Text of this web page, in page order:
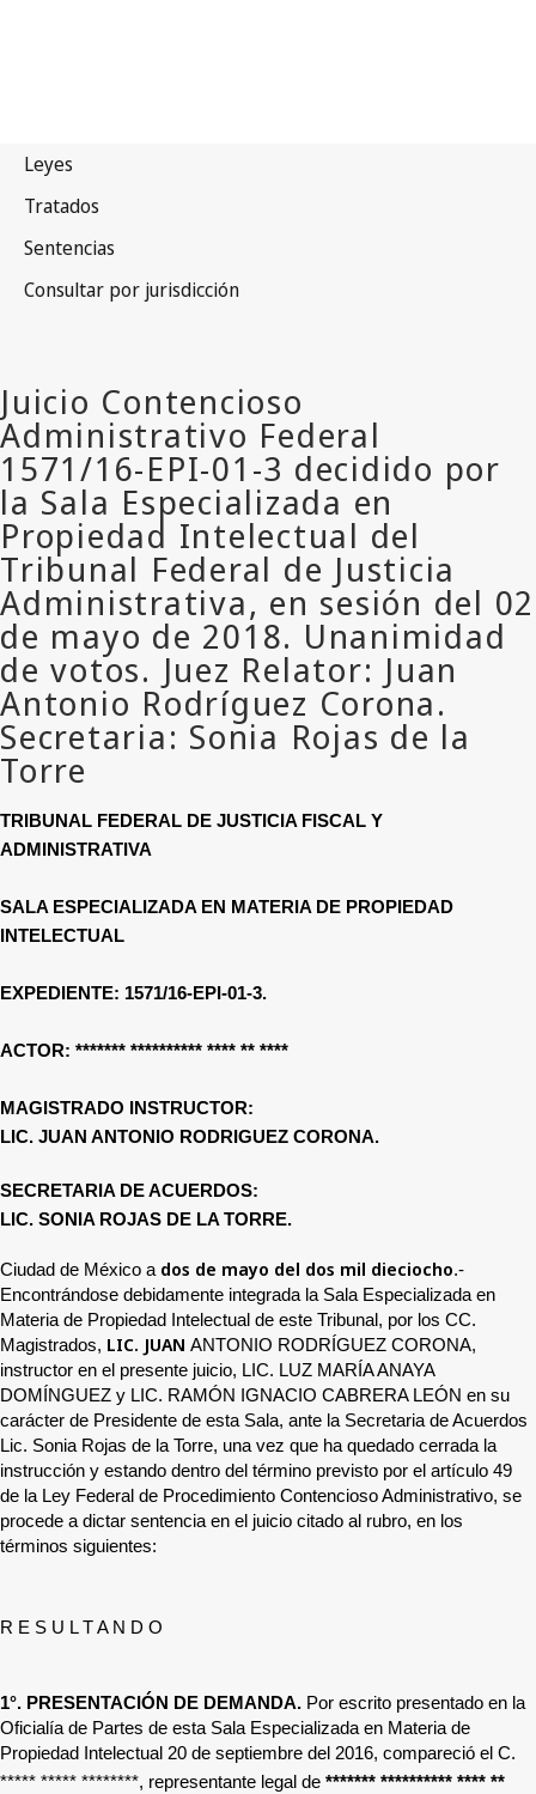
TRIBUNAL FEDERAL DE JUSTICIA FISCAL Y
ADMINISTRATIVA
SALA ESPECIALIZADA EN MATERIA DE PROPIEDAD
INTELECTUAL
EXPEDIENTE: 1571/16-EPI-01-3.
ACTOR: ******* ********** **** ** ****
MAGISTRADO INSTRUCTOR:
LIC. JUAN ANTONIO RODRIGUEZ CORONA.
SECRETARIA DE ACUERDOS:
LIC. SONIA ROJAS DE LA TORRE.
Ciudad de México a dos de mayo del dos mil dieciocho.-
Encontrándose debidamente integrada la Sala Especializada en
Materia de Propiedad Intelectual de este Tribunal, por los CC.
Magistrados, LIC. JUAN ANTONIO RODRÍGUEZ CORONA,
instructor en el presente juicio, LIC. LUZ MARÍA ANAYA
DOMÍNGUEZ y LIC. RAMÓN IGNACIO CABRERA LEÓN en su
carácter de Presidente de esta Sala, ante la Secretaria de Acuerdos
Lic. Sonia Rojas de la Torre, una vez que ha quedado cerrada la
instrucción y estando dentro del término previsto por el artículo 49
de la Ley Federal de Procedimiento Contencioso Administrativo, se
procede a dictar sentencia en el juicio citado al rubro, en los
términos siguientes:
R E S U L T A N D O
1°. PRESENTACIÓN DE DEMANDA. Por escrito presentado en la
Oficialía de Partes de esta Sala Especializada en Materia de
Propiedad Intelectual 20 de septiembre del 2016, compareció el C.
***** ***** ********, representante legal de ******* ********** **** **